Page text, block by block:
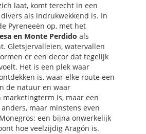
laat, komt terecht in een
als indrukwekkend is. In
Pyreneeën op, met het
en Monte Perdido als
Gletsjervalleien, watervallen
er een decor dat tegelijk
Het is een plek waar
is, waar elke route een
de natuur en waar
is, maar een
maar minstens even
een bijna onwerkelijk
hoe veelzijdig Aragón is.